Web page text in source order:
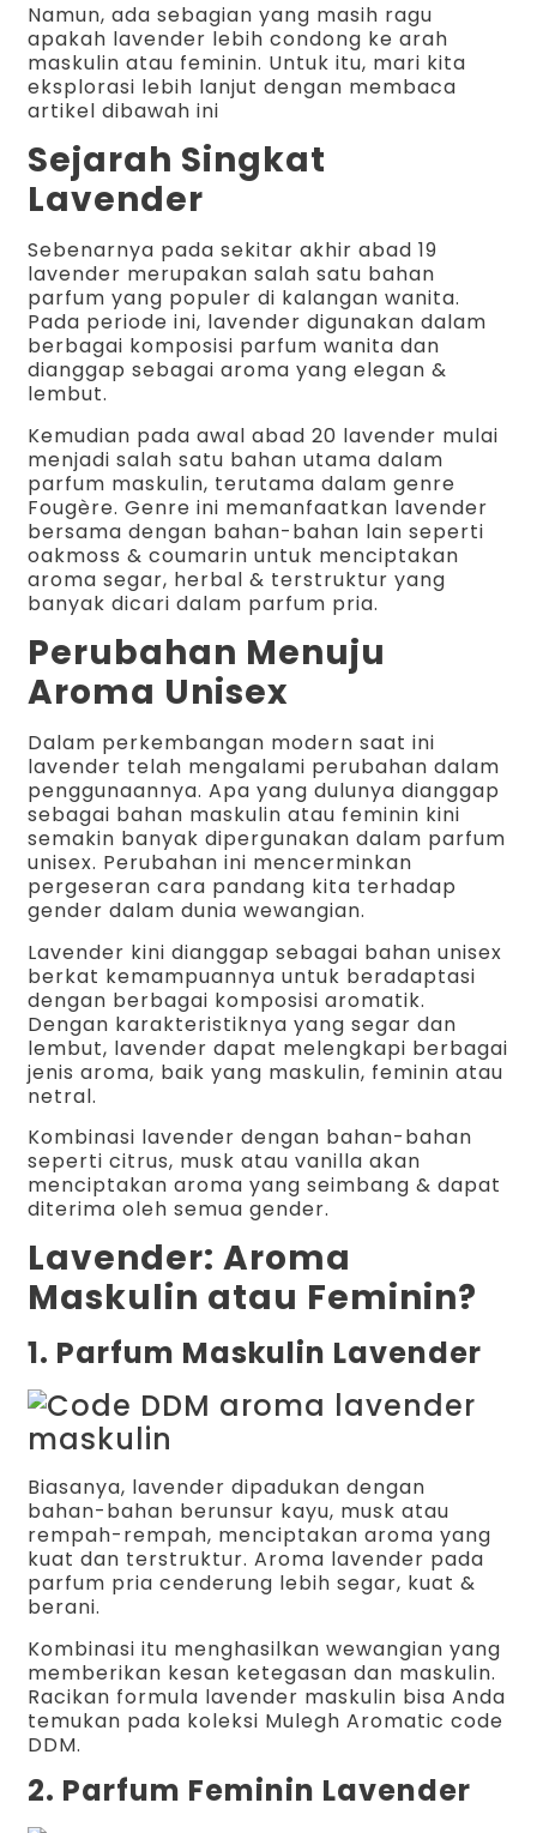
Namun, ada sebagian yang masih ragu
apakah lavender lebih condong ke arah
maskulin atau feminin. Untuk itu, mari kita
eksplorasi lebih lanjut dengan membaca
artikel dibawah ini
Sejarah Singkat
Lavender
Sebenarnya pada sekitar akhir abad 19
lavender merupakan salah satu bahan
parfum yang populer di kalangan wanita.
Pada periode ini, lavender digunakan dalam
berbagai komposisi parfum wanita dan
dianggap sebagai aroma yang elegan &
lembut.
Kemudian pada awal abad 20 lavender mulai
menjadi salah satu bahan utama dalam
parfum maskulin, terutama dalam genre
Fougère. Genre ini memanfaatkan lavender
bersama dengan bahan-bahan lain seperti
oakmoss & coumarin untuk menciptakan
aroma segar, herbal & terstruktur yang
banyak dicari dalam parfum pria.
Perubahan Menuju
Aroma Unisex
Dalam perkembangan modern saat ini
lavender telah mengalami perubahan dalam
penggunaannya. Apa yang dulunya dianggap
sebagai bahan maskulin atau feminin kini
semakin banyak dipergunakan dalam parfum
unisex. Perubahan ini mencerminkan
pergeseran cara pandang kita terhadap
gender dalam dunia wewangian.
Lavender kini dianggap sebagai bahan unisex
berkat kemampuannya untuk beradaptasi
dengan berbagai komposisi aromatik.
Dengan karakteristiknya yang segar dan
lembut, lavender dapat melengkapi berbagai
jenis aroma, baik yang maskulin, feminin atau
netral.
Kombinasi lavender dengan bahan-bahan
seperti citrus, musk atau vanilla akan
menciptakan aroma yang seimbang & dapat
diterima oleh semua gender.
Lavender: Aroma
Maskulin atau Feminin?
1. Parfum Maskulin Lavender
Biasanya, lavender dipadukan dengan
bahan-bahan berunsur kayu, musk atau
rempah-rempah, menciptakan aroma yang
kuat dan terstruktur. Aroma lavender pada
parfum pria cenderung lebih segar, kuat &
berani.
Kombinasi itu menghasilkan wewangian yang
memberikan kesan ketegasan dan maskulin.
Racikan formula lavender maskulin bisa Anda
temukan pada koleksi Mulegh Aromatic code
DDM.
2. Parfum Feminin Lavender